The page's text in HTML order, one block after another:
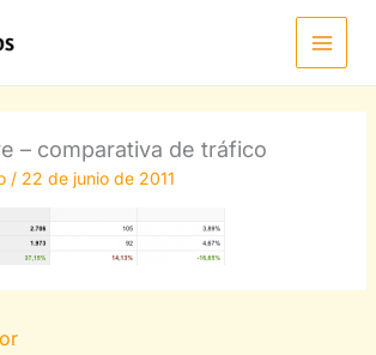
– comparativa de tráfico
/ 22 de junio de 2011